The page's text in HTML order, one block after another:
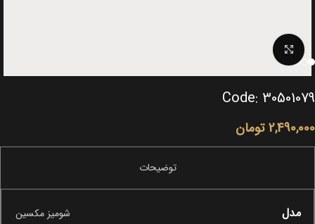
Click to enlarge
Code: 30501079
2,490,000 تومان
مدل شومیز مکسین